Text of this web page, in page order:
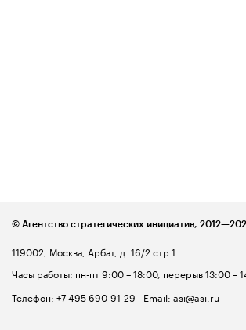
119002, Москва, Арбат, д. 16/2 стр.1
Часы работы: пн-пт 9:00 – 18:00, перерыв 13:00 –
Телефон: +7 495 690-91-29 Email: asi@asi.ru
© Агентство стратегических инициатив,